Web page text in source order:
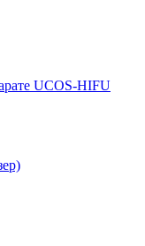
UCOS-HIFU